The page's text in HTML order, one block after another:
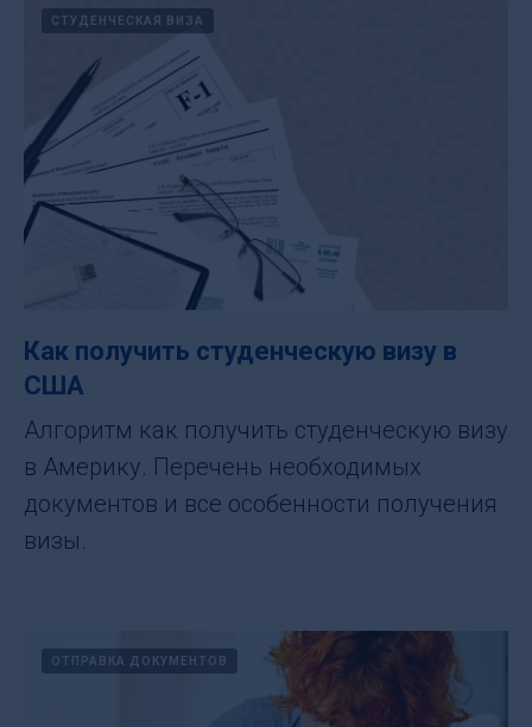
СТУДЕНЧЕСКАЯ ВИЗА
Как получить студенческую визу в
США
Алгоритм как получить студенческую визу
в Америку. Перечень необходимых
документов и все особенности получения
визы.
ОТПРАВКА ДОКУМЕНТОВ